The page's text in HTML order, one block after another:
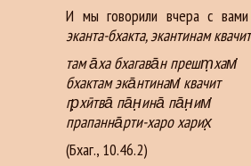
И мы говорили вчера с
эканта-бхакта,экантинам квачит
там а̄ха бхагава̄н прешт̣хам̇
бхактам эка̄нтинам̇ квачит
гр̣хӣтва̄ па̄н̣ина̄ па̄н̣им̇
прапанна̄рти-харо харих̣
(Бхаг., 10.46.2)